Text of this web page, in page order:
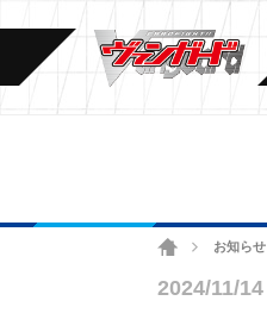
ホームお知らせ
2024/11/14